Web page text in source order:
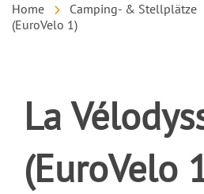
Home Camping- & Stellplätze
(EuroVelo 1)
La
(EuroVelo